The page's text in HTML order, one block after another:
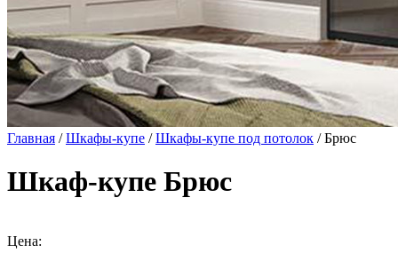
Главная /Шкафы-купе /Шкафы-купе под потолок / Брюс
Шкаф-купе Брюс
Цена: